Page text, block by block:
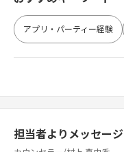
アプリ・パーティー経験
担当者よりメッセージ